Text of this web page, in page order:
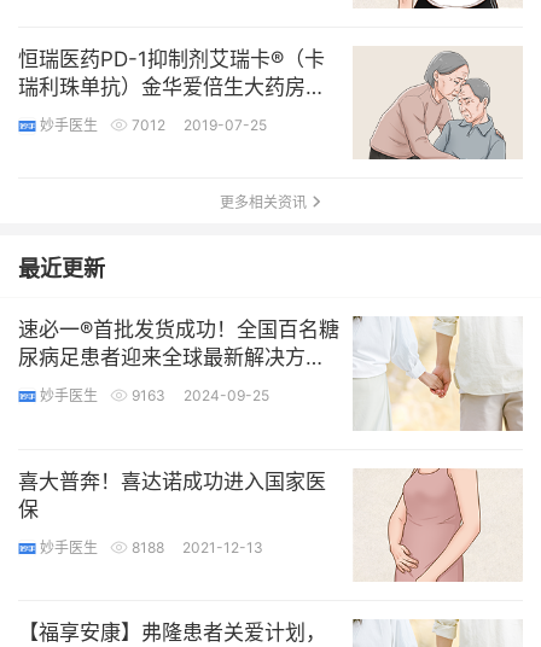
恒瑞医药PD-1抑制剂艾瑞卡®（卡
瑞利珠单抗）金华爱倍生大药房迎
来首单！
妙手医生 7012 2019-07-25
更多相关资讯
最近更新
速必一®首批发货成功！全国百名糖
尿病足患者迎来全球最新解决方
案！妙手医生 9163 2024-09-25
喜大普奔！喜达诺成功进入国家医
保
妙手医生 8188 2021-12-13
【福享安康】弗隆患者关爱计划，